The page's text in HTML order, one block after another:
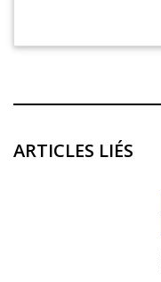
ARTICLES LIÉS